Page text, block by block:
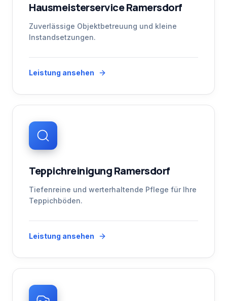
Hausmeisterservice Ramersdorf
Zuverlässige Objektbetreuung und kleine
Instandsetzungen.
Leistung ansehen
Teppichreinigung Ramersdorf
Tiefenreine und werterhaltende Pflege für Ihre
Teppichböden.
Leistung ansehen